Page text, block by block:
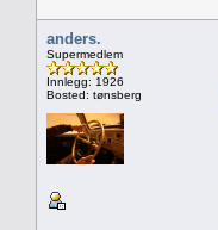
anders.
Supermedlem
Innlegg: 1926
Bosted: tønsberg